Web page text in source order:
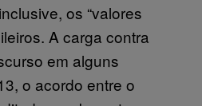
os “valores
A carga contra
em alguns
o acordo entre o